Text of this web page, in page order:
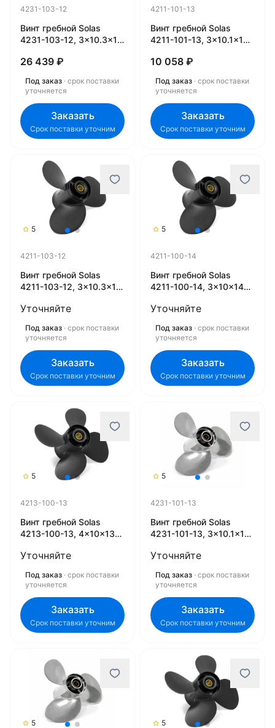
4231-103-12
Винт гребной Solas
4231-103-12, 3x10.3x12
26 439 ₽
Под заказ · срок поставки
уточняется
Заказать
Срок поставки уточним
4211-101-13
Винт гребной Solas
4211-101-13, 3x10.1x13
10 058 ₽
Под заказ · срок поставки
уточняется
Заказать
Срок поставки уточним
5
4211-103-12
Винт гребной Solas
4211-103-12, 3x10.3x12
Уточняйте
Под заказ · срок поставки
уточняется
Заказать
Срок поставки уточним
5
4211-100-14
Винт гребной Solas
4211-100-14, 3x10x14
Уточняйте
Под заказ · срок поставки
уточняется
Заказать
Срок поставки уточним
5
4213-100-13
Винт гребной Solas
4213-100-13, 4x10x13
Уточняйте
Под заказ · срок поставки
уточняется
Заказать
Срок поставки уточним
5
4231-101-13
Винт гребной Solas
4231-101-13, 3x10.1x13
Уточняйте
Под заказ · срок поставки
уточняется
Заказать
Срок поставки уточним
5 5